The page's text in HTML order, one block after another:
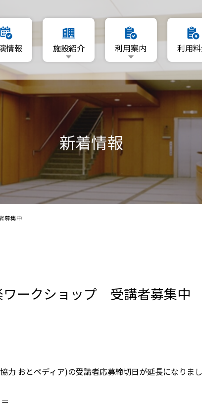
情報 施設紹介
施設概要
フロアマップ
ホール
ギャラリーA・B
音楽ルーム
練習室A・B
利用案内
利用日を指定
空いている日程から利用
利用者登録について
資料ダウンロード
利用
B
利用日を指定
空いている日程から利用
利用者登録について
資料ダウンロード
新着情報
募集中
ワークショップ 受講者募集中
力 おとペディア)の受講者応募締切日が延長になりま